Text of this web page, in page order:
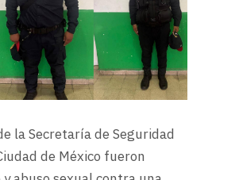
la Secretaría de Seguridad
de México fueron